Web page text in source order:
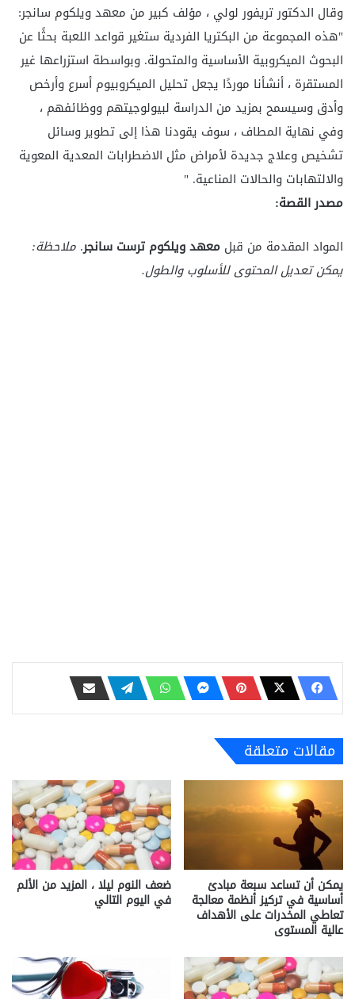
وقال الدكتور تريفور لولي ، مؤلف كبير من معهد ويلكوم سانجر:
"هذه المجموعة من البكتريا الفردية ستغير قواعد اللعبة بحثًا عن
البحوث الميكروبية الأساسية والمتحولة. وبواسطة استزراعها غير
المستقرة ، أنشأنا موردًا يجعل تحليل الميكروبيوم أسرع وأرخص
وأدق وسيسمح بمزيد من الدراسة لبيولوجيتهم ووظائفهم ،
وفي نهاية المطاف ، سوف يقودنا هذا إلى تطوير وسائل
تشخيص وعلاج جديدة لأمراض مثل الاضطرابات المعدية المعوية
والالتهابات والحالات المناعية. "
مصدر القصة:
المواد المقدمة من قبل معهد ويلكوم ترست سانجر. ملاحظة:
يمكن تعديل المحتوى للأسلوب والطول.
مقالات متعلقة
يمكن أن تساعد سبعة مبادئ
أساسية في تركيز أنظمة معالجة
تعاطي المخدرات على الأهداف
عالية المستوى
ضعف النوم ليلا ، المزيد من الألم
في اليوم التالي